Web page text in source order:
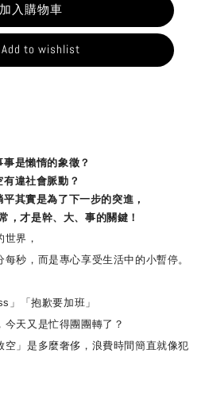
加入購物車
Add to wishlist
事是懶惰的象徵？
有違社會脈動？
其實是為了下一步的突進，
，才是幹、大、事的關鍵！
界，
，而是專心享受生活中的小暫停。
「抱歉要加班」
天又是忙得團團轉了？
」是多麼奢侈，浪費時間簡直就像犯